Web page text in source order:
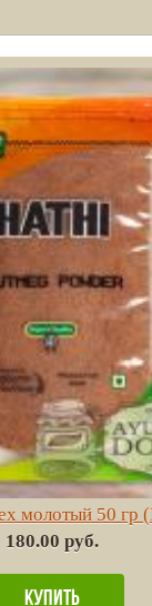
молотый 50 гр
180.00 руб.